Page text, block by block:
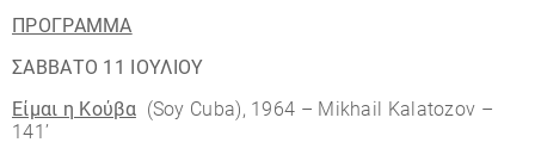
ΠΡΟΓΡΑΜΜΑ
ΣΑΒΒΑΤΟ 11 ΙΟΥΛΙΟΥ
Είμαι η Κούβα(Soy Cuba), 1964 – Mikhail Kalatozov –
141’